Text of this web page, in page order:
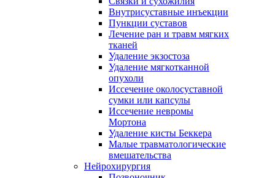
Внутрисуставные инъекции
Пункции суставов
Лечение ран и травм мягких
тканей
Удаление экзостоза
Удаление мягкотканной
опухоли
Иссечение околосуставной
сумки или капсулы
Иссечение невромы
Мортона
Удаление кисты Беккера
Малые травматологические
вмешательства
Нейрохирургия